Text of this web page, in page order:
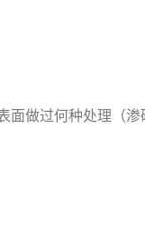
面做过何种处理（